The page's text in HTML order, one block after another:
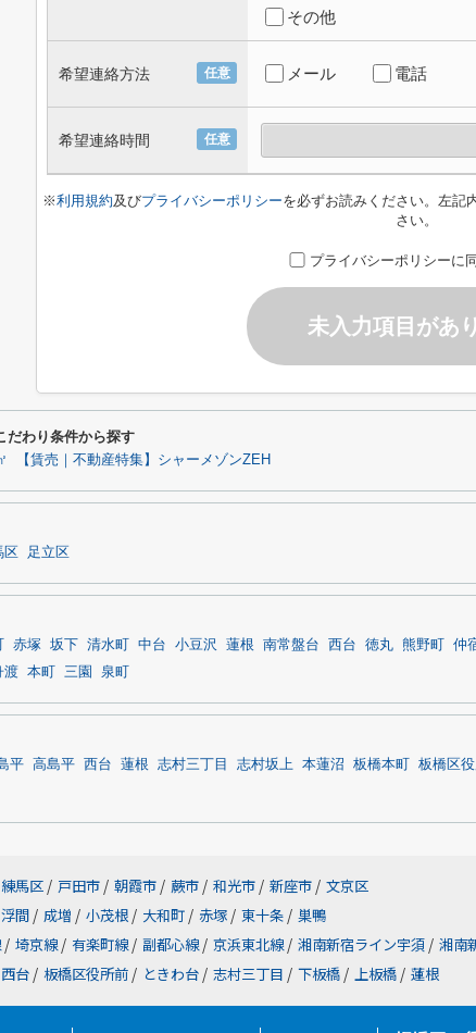
その他
任意
希望連絡方法 メール 電話
任意
希望連絡時間
※利用規約及びプライバシーポリシーを必ずお読みください。左記
さい。
プライバシーポリシーに
未入力項目があ
だわり条件から探す
【賃売｜不動産特集】シャーメゾンZEH
区 足立区
赤塚 坂下 清水町 中台 小豆沢 蓮根 南常盤台 西台 徳丸 熊野町 仲
渡 本町 三園 泉町
平 高島平 西台 蓮根 志村三丁目 志村坂上 本蓮沼 板橋本町 板橋区
練馬区 / 戸田市 / 朝霞市 / 蕨市 / 和光市 / 新座市 / 文京区
浮間 / 成増 / 小茂根 / 大和町 / 赤塚 / 東十条 / 巣鴨
/ 埼京線 / 有楽町線 / 副都心線 / 京浜東北線 / 湘南新宿ライン宇須 / 湘南
西台 / 板橋区役所前 / ときわ台 / 志村三丁目 / 下板橋 / 上板橋 / 蓮根